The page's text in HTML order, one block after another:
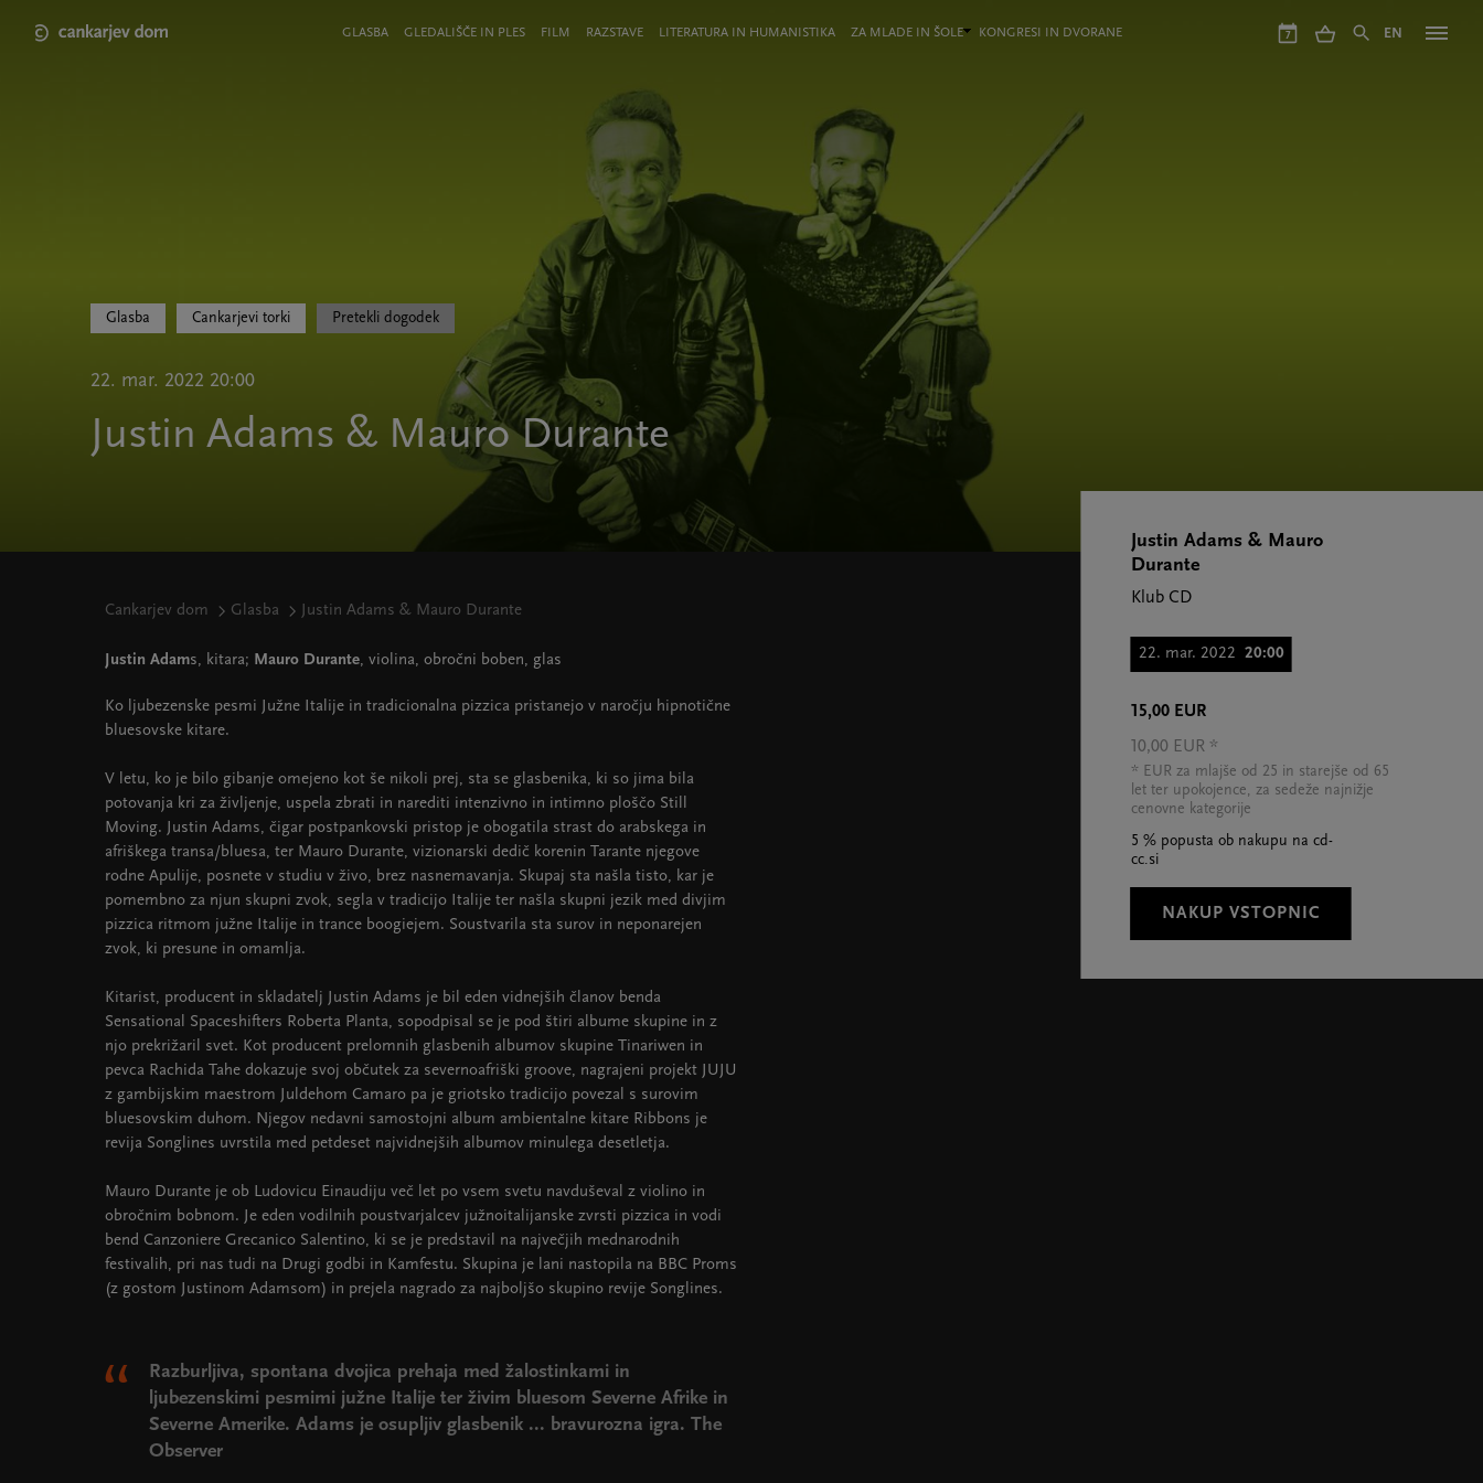
main
MeniGLASBA GLEDALIŠČE IN PLES FILM RAZSTAVE LITERATURA IN HUMANISTIKA ZA MLADE IN ŠOLE KONGRESI IN DVORANE 7 EN
Glasba Cankarjevi torki Pretekli dogodek
22. mar. 2022 20:00
Justin Adams & Mauro Durante
Cankarjev dom Glasba Justin Adams & Mauro Durante
Justin Adams, kitara; Mauro Durante, violina, obročni boben, glas
Ko ljubezenske pesmi Južne Italije in tradicionalna pizzica pristanejo v naročju hipnotične
bluesovske kitare.
V letu, ko je bilo gibanje omejeno kot še nikoli prej, sta se glasbenika, ki so jima bila
potovanja kri za življenje, uspela zbrati in narediti intenzivno in intimno ploščo Still
Moving. Justin Adams, čigar postpankovski pristop je obogatila strast do arabskega in
afriškega transa/bluesa, ter Mauro Durante, vizionarski dedič korenin Tarante njegove
rodne Apulije, posnete v studiu v živo, brez nasnemavanja. Skupaj sta našla tisto, kar je
pomembno za njun skupni zvok, segla v tradicijo Italije ter našla skupni jezik med divjim
pizzica ritmom južne Italije in trance boogiejem. Soustvarila sta surov in neponarejen
zvok, ki presune in omamlja.
Kitarist, producent in skladatelj Justin Adams je bil eden vidnejših članov benda
Sensational Spaceshifters Roberta Planta, sopodpisal se je pod štiri albume skupine in z
njo prekrižaril svet. Kot producent prelomnih glasbenih albumov skupine Tinariwen in
pevca Rachida Tahe dokazuje svoj občutek za severnoafriški groove, nagrajeni projekt JUJU
z gambijskim maestrom Juldehom Camaro pa je griotsko tradicijo povezal s surovim
bluesovskim duhom. Njegov nedavni samostojni album ambientalne kitare Ribbons je
revija Songlines uvrstila med petdeset najvidnejših albumov minulega desetletja.
Mauro Durante je ob Ludovicu Einaudiju več let po vsem svetu navduševal z violino in
obročnim bobnom. Je eden vodilnih poustvarjalcev južnoitalijanske zvrsti pizzica in vodi
bend Canzoniere Grecanico Salentino, ki se je predstavil na največjih mednarodnih
festivalih, pri nas tudi na Drugi godbi in Kamfestu. Skupina je lani nastopila na BBC Proms
(z gostom Justinom Adamsom) in prejela nagrado za najboljšo skupino revije Songlines.
Razburljiva, spontana dvojica prehaja med žalostinkami in
ljubezenskimi pesmimi južne Italije ter živim bluesom Severne Afrike in
Severne Amerike. Adams je osupljiv glasbenik ... bravurozna igra. The
Observer
Justin Adams & Mauro
Durante
Klub CD
22. mar. 2022 20:00
15,00 EUR
10,00 EUR *
* EUR za mlajše od 25 in starejše od 65
let ter upokojence, za sedeže najnižje
cenovne kategorije
5 % popusta ob nakupu na cd-
cc.si
NAKUP VSTOPNIC